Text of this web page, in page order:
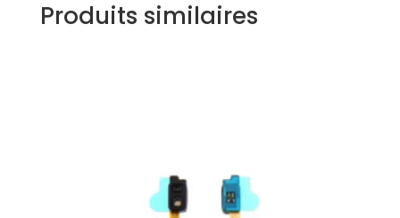
Produits similaires